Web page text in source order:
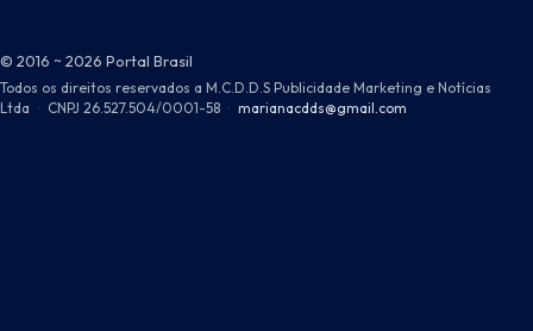
© 2016 ~ 2026 Portal Brasil
Todos os direitos reservados a M.C.D.D.S Publicidade Marketing e Notícias
Ltda · CNPJ 26.527.504/0001-58 · marianacdds@gmail.com